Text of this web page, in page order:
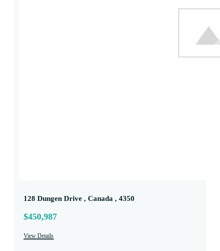
128 Dungen Drive , Canada , 4350
$450,987
View Details